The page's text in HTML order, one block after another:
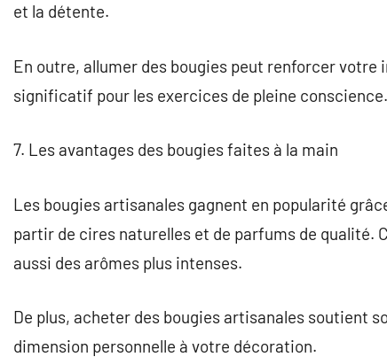
et la détente.
En outre, allumer des bougies peut renforcer
significatif pour les exercices de pleine conscience.
7. Les avantages des bougies faites à la main
Les bougies artisanales gagnent en popularité
partir de cires naturelles et de parfums de qualité.
aussi des arômes plus intenses.
De plus, acheter des bougies artisanales soutient
dimension personnelle à votre décoration.